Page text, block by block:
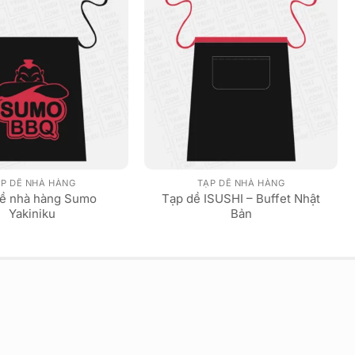
DỀ NHÀ HÀNG
nhà hàng Sumo
Yakiniku
TẠP DỀ NHÀ HÀNG
Tạp dề ISUSHI – Buffet Nhật
Bản